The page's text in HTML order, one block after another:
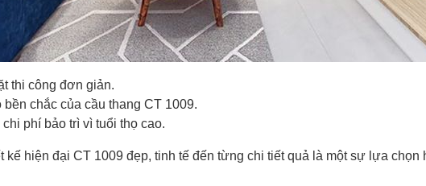
thi công đơn giản.
bền chắc của cầu thang CT 1009.
phí bảo trì vì tuổi thọ cao.
kế hiện đại CT 1009 đẹp, tinh tế đến từng chi tiết quả là một sự lựa